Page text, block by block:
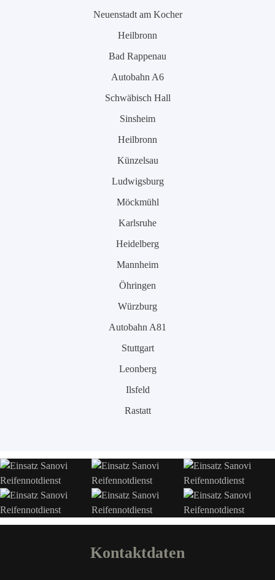
Neuenstadt am Kocher
Heilbronn
Bad Rappenau
Autobahn A6
Schwäbisch Hall
Sinsheim
Heilbronn
Künzelsau
Ludwigsburg
Möckmühl
Karlsruhe
Heidelberg
Mannheim
Öhringen
Würzburg
Autobahn A81
Stuttgart
Leonberg
Ilsfeld
Rastatt
Kontaktdaten